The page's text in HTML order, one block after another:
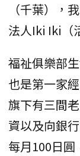
（千葉），
法人Iki Iki（
福祉俱樂部
也是第一家
旗下有三間
資以及向銀
每月100日圓